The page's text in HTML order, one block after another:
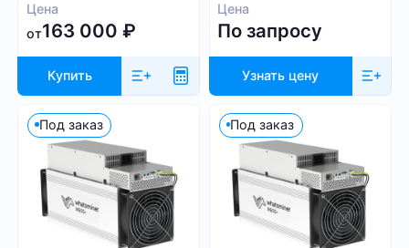
Цена
от163 000 ₽
Купить
Цена
По запросу
Узнать цену
Под заказ Под заказ